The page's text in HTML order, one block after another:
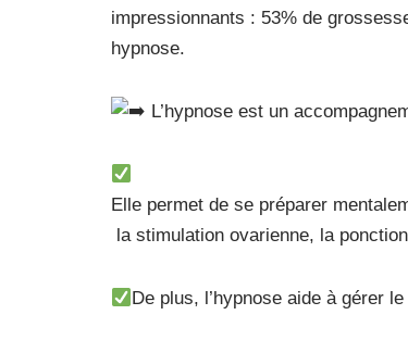
impressionnants : 53% de
hypnose.
L’hypnose est un
Elle permet de se préparer
la stimulation ovarienne, la
De plus, l’hypnose aide à gérer